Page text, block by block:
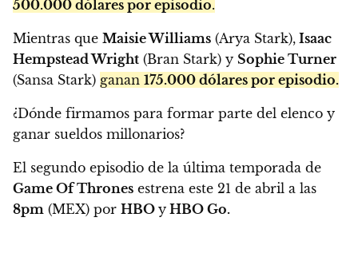
500.000 dólares por episodio.
Mientras que Maisie Williams (Arya Stark), Isaac
Hempstead Wright (Bran Stark) y Sophie Turner
(Sansa Stark) ganan 175.000 dólares por episodio.
¿Dónde firmamos para formar parte del elenco y
ganar sueldos millonarios?
El segundo episodio de la última temporada de
Game Of Thrones estrena este 21 de abril a las
8pm (MEX) por HBO y HBO Go.